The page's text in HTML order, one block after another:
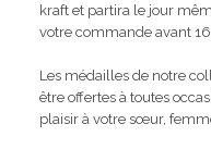
kraft et partira le jour
votre commande avant
Les médailles de notre
être offertes à toutes
plaisir à votre sœur,